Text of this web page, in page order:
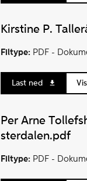
Kirstine P.
Filtype: PDF -
Last ned
Per Arne
sterdalen.pdf
Filtype: PDF -